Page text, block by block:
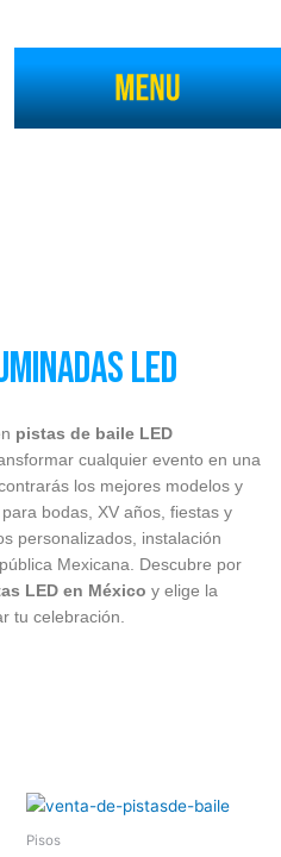
led
pistas de baile LED
cualquier evento en una
los mejores modelos y
para bodas, XV años, fiestas y
personalizados, instalación
Mexicana. Descubre por
LED en México y elige la
tu celebración.
Pisos